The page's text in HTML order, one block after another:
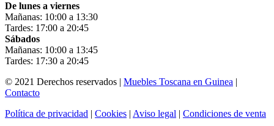
De lunes a viernes
Mañanas: 10:00 a 13:30
Tardes: 17:00 a 20:45
Sábados
Mañanas: 10:00 a 13:45
Tardes: 17:30 a 20:45
© 2021 Derechos reservados | Muebles Toscana en Guinea |
Contacto
Política de privacidad | Cookies | Aviso legal | Condiciones de venta